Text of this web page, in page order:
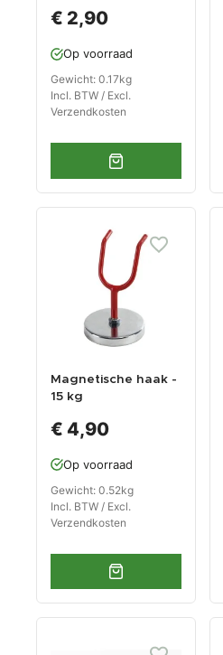
€ 2,90
Op voorraad
Gewicht: 0.17kg
Incl. BTW / Excl.
Verzendkosten
Magnetische haak -
15 kg
€ 4,90
Op voorraad
Gewicht: 0.52kg
Incl. BTW / Excl.
Verzendkosten